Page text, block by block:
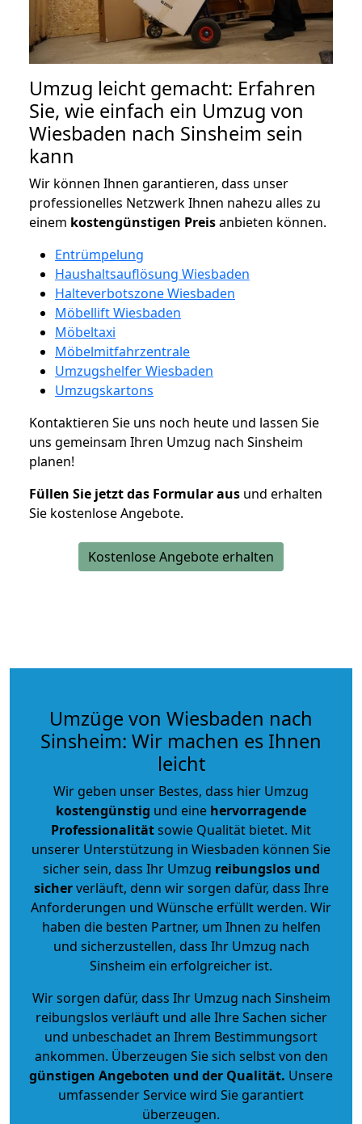
Umzug leicht gemacht: Erfahren
Sie, wie einfach ein Umzug von
Wiesbaden nach Sinsheim sein
kann
Wir können Ihnen garantieren, dass unser
professionelles Netzwerk Ihnen nahezu alles zu
einem kostengünstigen Preisanbieten können.
Entrümpelung
Haushaltsauflösung Wiesbaden
Halteverbotszone Wiesbaden
Möbellift Wiesbaden
Möbeltaxi
Möbelmitfahrzentrale
Umzugshelfer Wiesbaden
Umzugskartons
Kontaktieren Sie uns noch heute und lassen Sie
uns gemeinsam Ihren Umzug nach Sinsheim
planen!
Füllen Sie jetzt das Formular aus und erhalten
Sie kostenlose Angebote.
Kostenlose Angebote erhalten
Umzüge von Wiesbaden nach
Sinsheim: Wir machen es Ihnen
leicht
Wir geben unser Bestes, dass hier Umzug
kostengünstig und eine hervorragende
Professionalitätsowie Qualität bietet. Mit
unserer Unterstützung in Wiesbaden können Sie
sicher sein, dass Ihr Umzug reibungslos und
sicherverläuft, denn wir sorgen dafür, dass Ihre
Anforderungen und Wünsche erfüllt werden. Wir
haben die besten Partner, um Ihnen zu helfen
und sicherzustellen, dass Ihr Umzug nach
Sinsheim ein erfolgreicher ist.
Wir sorgen dafür, dass Ihr Umzug nach Sinsheim
reibungslos verläuft und alle Ihre Sachen sicher
und unbeschadet an Ihrem Bestimmungsort
ankommen. Überzeugen Sie sich selbst von den
günstigen Angeboten und der Qualität. Unsere
umfassender Service wird Sie garantiert
überzeugen.